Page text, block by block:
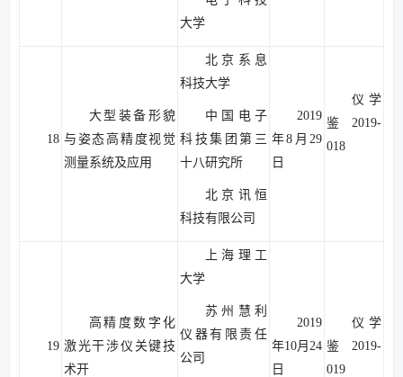
大学
18
大型装备形貌
与姿态高精度视觉
测量系统及应用
北京系息
科技大学
中国电子
科技集团第三
十八研究所
北京讯恒
科技有限公司
2019
年8月29
日
仪学
鉴2019-
018
19
高精度数字化
激光干涉仪关键技
术开
上海理工
大学
苏州慧利
仪器有限责任
公司
2019
年10月24
日
仪学
鉴2019-
019